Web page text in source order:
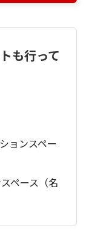
も行って
ョンスペー
ペース（名